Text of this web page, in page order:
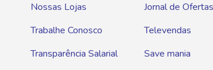
Nossas Lojas
Trabalhe Conosco
Transparência Salarial
Jornal de Ofertas
Televendas
Save mania